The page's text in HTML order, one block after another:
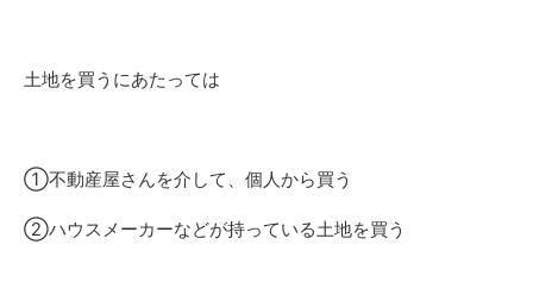
土地を買うにあたっては
①不動産屋さんを介して、個人から買う
②ハウスメーカーなどが持っている土地を買う